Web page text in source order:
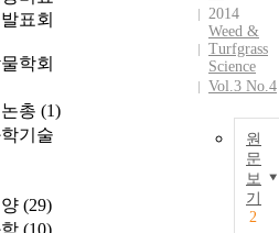
표회
학회
총 (1)
기술
(29)
2014
Weed &
Turfgrass
Science
Vol.3 No.4
원
문
보
기
2